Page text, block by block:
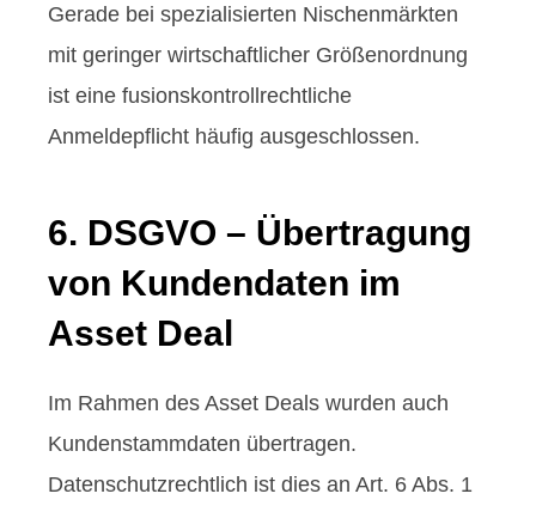
Gerade bei spezialisierten Nischenmärkten
mit geringer wirtschaftlicher Größenordnung
ist eine fusionskontrollrechtliche
Anmeldepflicht häufig ausgeschlossen.
6. DSGVO – Übertragung
von Kundendaten im
Asset Deal
Im Rahmen des Asset Deals wurden auch
Kundenstammdaten übertragen.
Datenschutzrechtlich ist dies an Art. 6 Abs. 1